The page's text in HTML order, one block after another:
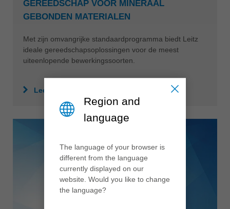
GEREEDSCHAP VOOR MINERAAL
GEBONDEN MATERIALEN
Met zijn omvangrijke standaardprogramma biedt Leitz
ideale gereedschapsoplossingen voor de meest
uiteenlopende bewerkingssoorten.
Lees meer
Region and
language
The language of your browser is
different from the language
currently displayed on our
website. Would you like to change
the language?